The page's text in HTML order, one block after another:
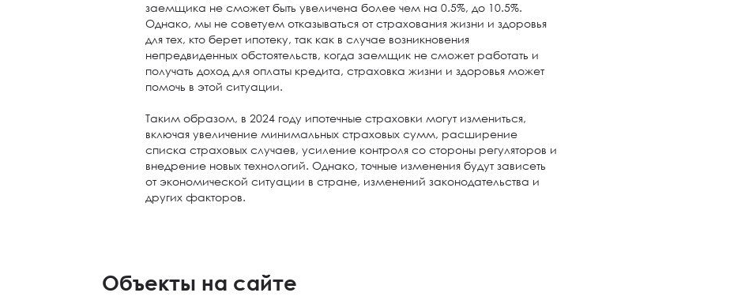
заемщика не сможет быть увеличена более чем на 0.5%, до 10.5%.
Однако, мы не советуем отказываться от страхования жизни и здоровья
для тех, кто берет ипотеку, так как в случае возникновения
непредвиденных обстоятельств, когда заемщик не сможет работать и
получать доход для оплаты кредита, страховка жизни и здоровья может
помочь в этой ситуации.
Таким образом, в 2024 году ипотечные страховки могут измениться,
включая увеличение минимальных страховых сумм, расширение
списка страховых случаев, усиление контроля со стороны регуляторов и
внедрение новых технологий. Однако, точные изменения будут зависеть
от экономической ситуации в стране, изменений законодательства и
других факторов.
Объекты на сайте